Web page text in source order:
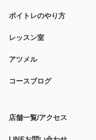
ボイトレのやり方
レッスン室
アツメル
コースブログ
店舗一覧/アクセス